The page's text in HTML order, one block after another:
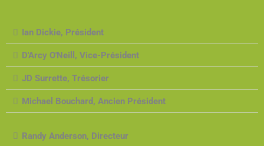
Ian Dickie, Président
D'Arcy O'Neill, Vice-Président
JD Surrette, Trésorier
Michael Bouchard, Ancien Président
Randy Anderson, Directeur